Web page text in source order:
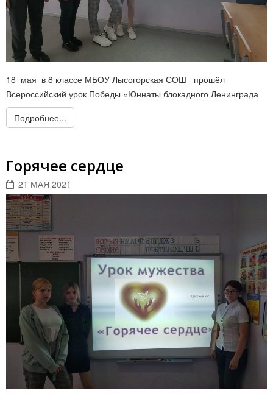
18 мая в 8 классе МБОУ Лысогорская СОШ прошёл
Всероссийский урок Победы «Юннаты блокадного Ленинграда
Подробнее...
Горячее сердце
21 МАЯ 2021